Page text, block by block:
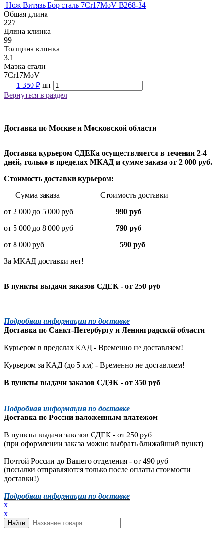
Нож Витязь Бор сталь 7Cr17MoV B268-34
Общая длина
227
Длина клинка
99
Толщина клинка
3.1
Марка стали
7Cr17MoV
+ − 1 350 ₽ шт
Вернуться в раздел
Доставка по Москве и Московской области
Доставка курьером СДЕКа осуществляется в течении 2-4
дней, только в пределах МКАД и сумме заказа от 2 000 руб.
Стоимость доставки курьером:
Сумма заказа Стоимость доставки
от 2 000 до 5 000 руб
990 руб
от 5 000 до 8 000 руб 790 руб
от 8 000 руб 590 руб
За МКАД доставки нет!
В пункты выдачи заказов СДЕК - от 250 руб
Подробная информация по доставке
Доставка по Санкт-Петербургу и Ленинградской области
Курьером в пределах КАД - Временно не доставляем!
Курьером за КАД (до 5 км) - Временно не доставляем!
В пункты выдачи заказов СДЭК - от 350 руб
Подробная информация по доставке
Доставка по России наложенным платежом
В пункты выдачи заказов СДЕК - от 250 руб
(при оформлении заказа можно выбрать ближайший пункт)
Почтой России до Вашего отделения - от 490 руб
(посылки отправляются только после оплаты стоимости
доставки!)
Подробная информация по доставке
x
x